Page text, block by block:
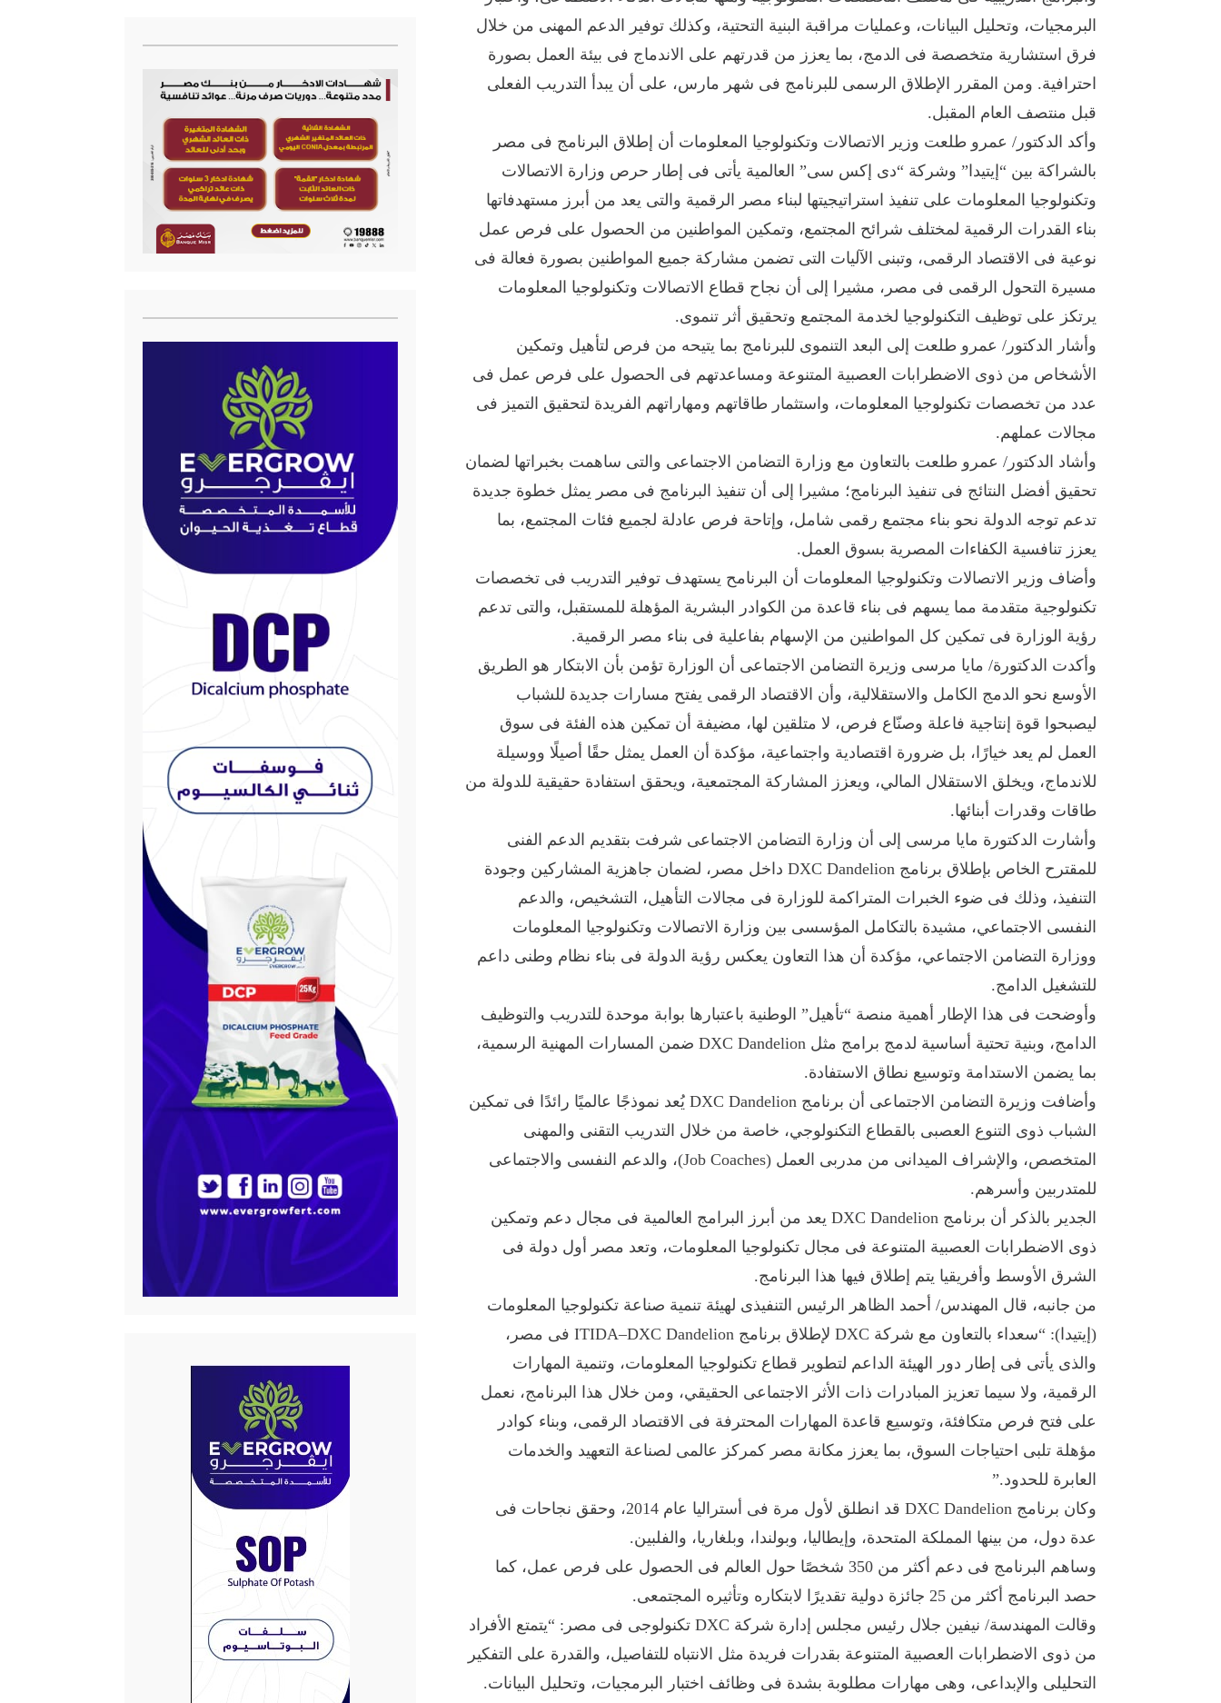
البرمجيات، وتحليل البيانات، وعمليات مراقبة البنية التحتية، وكذلك توفير الدعم المهنى من خلال
فرق استشارية متخصصة فى الدمج، بما يعزز من قدرتهم على الاندماج فى بيئة العمل بصورة
احترافية. ومن المقرر الإطلاق الرسمى للبرنامج فى شهر مارس، على أن يبدأ التدريب الفعلى
قبل منتصف العام المقبل.
وأكد الدكتور/ عمرو طلعت وزير الاتصالات وتكنولوجيا المعلومات أن إطلاق البرنامج فى مصر
بالشراكة بين “إيتيدا” وشركة “دى إكس سى” العالمية يأتى فى إطار حرص وزارة الاتصالات
وتكنولوجيا المعلومات على تنفيذ استراتيجيتها لبناء مصر الرقمية والتى يعد من أبرز مستهدفاتها
بناء القدرات الرقمية لمختلف شرائح المجتمع، وتمكين المواطنين من الحصول على فرص عمل
نوعية فى الاقتصاد الرقمى، وتبنى الآليات التى تضمن مشاركة جميع المواطنين بصورة فعالة فى
مسيرة التحول الرقمى فى مصر، مشيرا إلى أن نجاح قطاع الاتصالات وتكنولوجيا المعلومات
يرتكز على توظيف التكنولوجيا لخدمة المجتمع وتحقيق أثر تنموى.
وأشار الدكتور/ عمرو طلعت إلى البعد التنموى للبرنامج بما يتيحه من فرص لتأهيل وتمكين
الأشخاص من ذوى الاضطرابات العصبية المتنوعة ومساعدتهم فى الحصول على فرص عمل فى
عدد من تخصصات تكنولوجيا المعلومات، واستثمار طاقاتهم ومهاراتهم الفريدة لتحقيق التميز فى
مجالات عملهم.
وأشاد الدكتور/ عمرو طلعت بالتعاون مع وزارة التضامن الاجتماعى والتى ساهمت بخبراتها لضمان
تحقيق أفضل النتائج فى تنفيذ البرنامج؛ مشيرا إلى أن تنفيذ البرنامج فى مصر يمثل خطوة جديدة
تدعم توجه الدولة نحو بناء مجتمع رقمى شامل، وإتاحة فرص عادلة لجميع فئات المجتمع، بما
يعزز تنافسية الكفاءات المصرية بسوق العمل.
وأضاف وزير الاتصالات وتكنولوجيا المعلومات أن البرنامح يستهدف توفير التدريب فى تخصصات
تكنولوجية متقدمة مما يسهم فى بناء قاعدة من الكوادر البشرية المؤهلة للمستقبل، والتى تدعم
رؤية الوزارة فى تمكين كل المواطنين من الإسهام بفاعلية فى بناء مصر الرقمية.
وأكدت الدكتورة/ مايا مرسى وزيرة التضامن الاجتماعى أن الوزارة تؤمن بأن الابتكار هو الطريق
الأوسع نحو الدمج الكامل والاستقلالية، وأن الاقتصاد الرقمى يفتح مسارات جديدة للشباب
ليصبحوا قوة إنتاجية فاعلة وصنّاع فرص، لا متلقين لها، مضيفة أن تمكين هذه الفئة فى سوق
العمل لم يعد خيارًا، بل ضرورة اقتصادية واجتماعية، مؤكدة أن العمل يمثل حقًا أصيلًا ووسيلة
للاندماج، ويخلق الاستقلال المالي، ويعزز المشاركة المجتمعية، ويحقق استفادة حقيقية للدولة من
طاقات وقدرات أبنائها.
وأشارت الدكتورة مايا مرسى إلى أن وزارة التضامن الاجتماعى شرفت بتقديم الدعم الفنى
للمقترح الخاص بإطلاق برنامج DXC Dandelion داخل مصر، لضمان جاهزية المشاركين وجودة
التنفيذ، وذلك فى ضوء الخبرات المتراكمة للوزارة فى مجالات التأهيل، التشخيص، والدعم
النفسى الاجتماعي، مشيدة بالتكامل المؤسسى بين وزارة الاتصالات وتكنولوجيا المعلومات
ووزارة التضامن الاجتماعي، مؤكدة أن هذا التعاون يعكس رؤية الدولة فى بناء نظام وطنى داعم
للتشغيل الدامج.
وأوضحت فى هذا الإطار أهمية منصة “تأهيل” الوطنية باعتبارها بوابة موحدة للتدريب والتوظيف
الدامج، وبنية تحتية أساسية لدمج برامج مثل DXC Dandelion ضمن المسارات المهنية الرسمية،
بما يضمن الاستدامة وتوسيع نطاق الاستفادة.
وأضافت وزيرة التضامن الاجتماعى أن برنامج DXC Dandelion يُعد نموذجًا عالميًا رائدًا فى تمكين
الشباب ذوى التنوع العصبى بالقطاع التكنولوجي، خاصة من خلال التدريب التقنى والمهنى
المتخصص، والإشراف الميدانى من مدربى العمل (Job Coaches)، والدعم النفسى والاجتماعى
للمتدربين وأسرهم.
الجدير بالذكر أن برنامج DXC Dandelion يعد من أبرز البرامج العالمية فى مجال دعم وتمكين
ذوى الاضطرابات العصبية المتنوعة فى مجال تكنولوجيا المعلومات، وتعد مصر أول دولة فى
الشرق الأوسط وأفريقيا يتم إطلاق فيها هذا البرنامج.
من جانبه، قال المهندس/ أحمد الظاهر الرئيس التنفيذى لهيئة تنمية صناعة تكنولوجيا المعلومات
(إيتيدا): “سعداء بالتعاون مع شركة DXC لإطلاق برنامج ITIDA–DXC Dandelion فى مصر،
والذى يأتى فى إطار دور الهيئة الداعم لتطوير قطاع تكنولوجيا المعلومات، وتنمية المهارات
الرقمية، ولا سيما تعزيز المبادرات ذات الأثر الاجتماعى الحقيقي، ومن خلال هذا البرنامج، نعمل
على فتح فرص متكافئة، وتوسيع قاعدة المهارات المحترفة فى الاقتصاد الرقمى، وبناء كوادر
مؤهلة تلبى احتياجات السوق، بما يعزز مكانة مصر كمركز عالمى لصناعة التعهيد والخدمات
العابرة للحدود.”
وكان برنامج DXC Dandelion قد انطلق لأول مرة فى أستراليا عام 2014، وحقق نجاحات فى
عدة دول، من بينها المملكة المتحدة، وإيطاليا، وبولندا، وبلغاريا، والفلبين.
وساهم البرنامج فى دعم أكثر من 350 شخصًا حول العالم فى الحصول على فرص عمل، كما
حصد البرنامج أكثر من 25 جائزة دولية تقديرًا لابتكاره وتأثيره المجتمعى.
وقالت المهندسة/ نيفين جلال رئيس مجلس إدارة شركة DXC تكنولوجى فى مصر: “يتمتع الأفراد
من ذوى الاضطرابات العصبية المتنوعة بقدرات فريدة مثل الانتباه للتفاصيل، والقدرة على التفكير
التحليلى والإبداعى، وهى مهارات مطلوبة بشدة فى وظائف اختبار البرمجيات، وتحليل البيانات.